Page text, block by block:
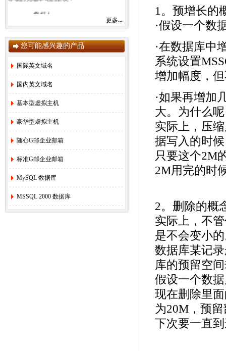
您好！
下面是我们的联系方式，如有需要可以
随时联系我们为您服务！
销售主管 刘 叶 QQ：22266945【微信同
技术支持 Q Q：1229966988（网站、论坛
技术支持、代理服务等）
虚机、域名、企业畅通邮局购买管理主站：
7X24小时服务手机：158-290-12988（一
部）152-9199-3668（二部）
凡是有购买意向的朋友可以QQ、微信或
者电话联系我们，我们会第一时间为您服
联系人：刘叶
2. 本网站2026年春节放假安排 [2026-1-7]
更多...
您可能感兴趣的产品
国际英文域名
国内英文域名
基本型虚拟主机
豪华型虚拟主机
随心G邮企业邮箱
标准G邮企业邮箱
MySQL 数据库
MSSQL 2000 数据库
1。预增长的
·假设一个数
·在数据库中
系统设置
增加幅度，
·如果再增加
大。为什么
实际上，压
据写入的时
只要这个2M
2M用完的时
2。删除的概
实际上，不
是不会变小
数据库某记
库的预留空
假设一个数
现在删除里
为20M，预
下次要一直